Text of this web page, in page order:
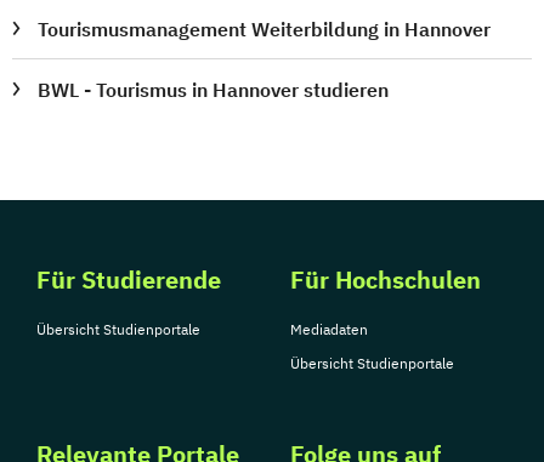
Tourismusmanagement Weiterbildung in Hannover
BWL - Tourismus in Hannover studieren
Für Studierende
Übersicht Studienportale
Für Hochschulen
Mediadaten
Übersicht Studienportale
Relevante Portale Folge uns auf